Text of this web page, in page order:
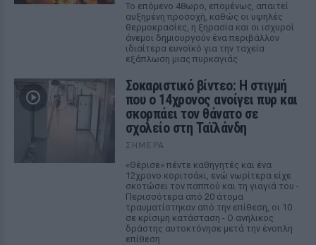
Το επόμενο 48ωρο, επομένως, απαιτεί
αυξημένη προσοχή, καθώς οι υψηλές
θερμοκρασίες, η ξηρασία και οι ισχυροί
άνεμοι δημιουργούν ένα περιβάλλον
ιδιαίτερα ευνοϊκό για την ταχεία
εξάπλωση μιας πυρκαγιάς
Σοκαριστικό βίντεο: Η στιγμή
που ο 14χρονος ανοίγει πυρ και
σκορπάει τον θάνατο σε
σχολείο στη Ταϊλάνδη
ΣΉΜΕΡΑ
«Θέρισε» πέντε καθηγητές και ένα
12χρονο κοριτσάκι, ενώ νωρίτερα είχε
σκοτώσει τον παππού και τη γιαγιά του -
Περισσότερα από 20 άτομα
τραυματίστηκαν από την επίθεση, οι 10
σε κρίσιμη κατάσταση - Ο ανήλικος
δράστης αυτοκτόνησε μετά την ένοπλη
επίθεση